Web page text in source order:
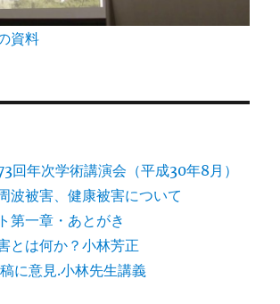
資料
回年次学術講演会（平成30年8月）
波被害、健康被害について
第一章・あとがき
とは何か？小林芳正
に意見.小林先生講義